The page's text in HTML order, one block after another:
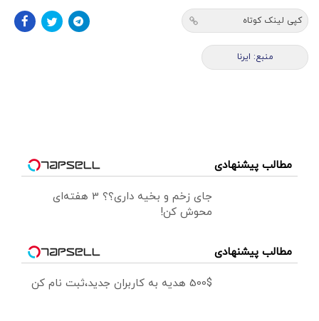
کپی لینک کوتاه
منبع: ایرنا
مطالب پیشنهادی
جای زخم و بخیه داری؟؟ 3 هفته‌ای
محوش کن!
مطالب پیشنهادی
500$ هدیه به کاربران جدید،ثبت نام کن